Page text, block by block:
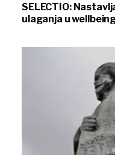
SELECTIO:
ulaganja u